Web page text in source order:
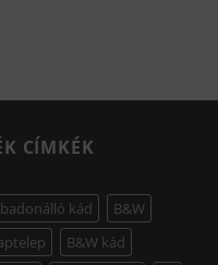
CÍMKÉK
kád
B&W
B&W kád